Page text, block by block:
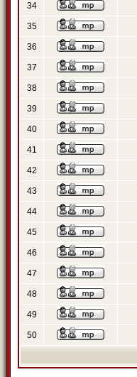
34
35
36
37
38
39
40
41
42
43
44
45
46
47
48
49
50